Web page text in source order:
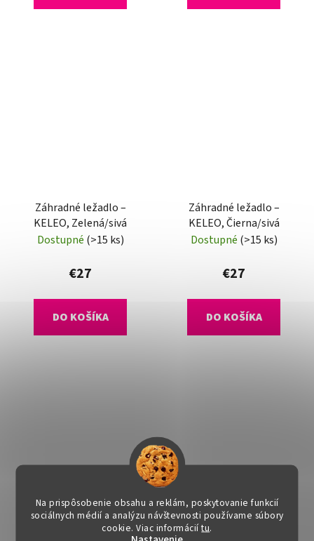
Na prispôsobenie obsahu a reklám, poskytovanie funkcií
sociálnych médií a analýzu návštevnosti používame súbory
cookie. Viac informáciítu.
Záhradné ležadlo –
KELEO, Zelená/sivá
Dostupné (>15 ks)
€27
DO KOŠÍKA
Záhradné ležadlo –
KELEO, Čierna/sivá
Dostupné (>15 ks)
€27
DO KOŠÍKA